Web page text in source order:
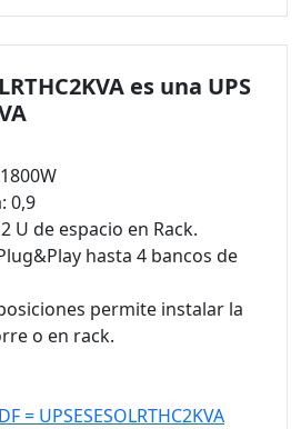
es una UPS
0,9
U de espacio en Rack.
hasta 4 bancos de
permite instalar la
o en rack.
= UPSESESOLRTHC2KVA